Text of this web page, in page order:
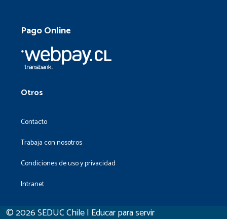
Pago Online
Otros
Contacto
Trabaja con nosotros
Condiciones de uso y privacidad
Intranet
© 2026 SEDUC Chile | Educar para servir